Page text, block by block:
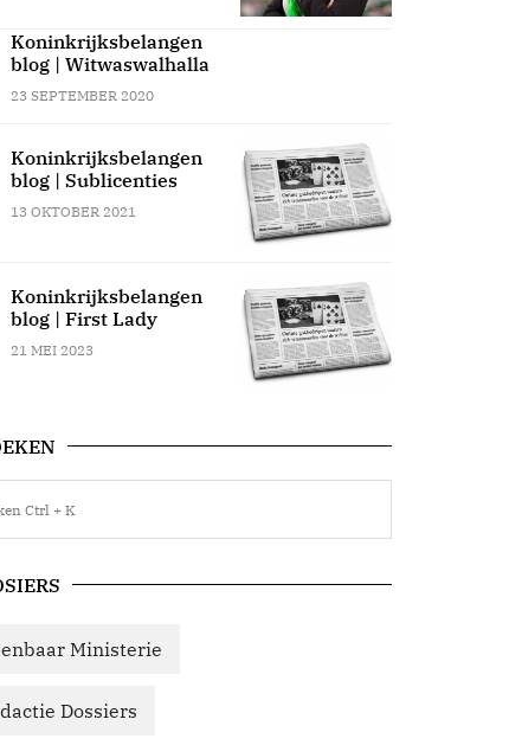
Koninkrijksbelangen
blog | Witwaswalhalla
23 SEPTEMBER 2020
Koninkrijksbelangen
blog | Sublicenties
13 OKTOBER 2021
Koninkrijksbelangen
blog | First Lady
21 MEI 2023
Ministerie
Dossiers